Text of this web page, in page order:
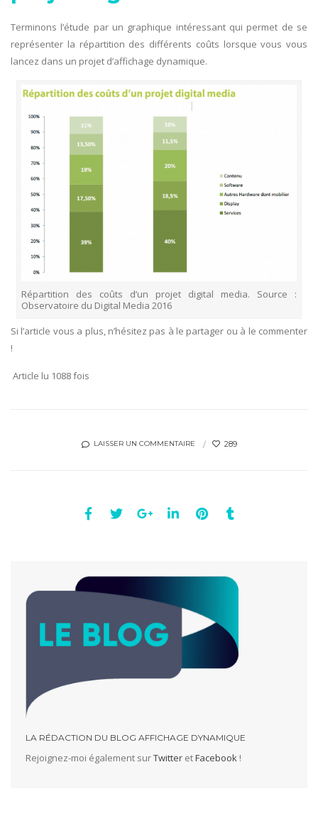
Terminons l’étude par un graphique intéressant qui permet de se
représenter la répartition des différents coûts lorsque vous vous
lancez dans un projet d’affichage dynamique.
Répartition des coûts d’un projet digital media. Source :
Observatoire du Digital Media 2016
Si l’article vous a plus, n’hésitez pas à le partager ou à le commenter
!
Article lu 1088 fois
LAISSER UN COMMENTAIRE 289
LA RÉDACTION DU BLOG AFFICHAGE DYNAMIQUE
Rejoignez-moi également surTwitteretFacebook!